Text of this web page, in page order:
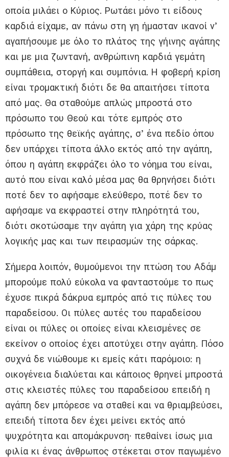
οποία μιλάει ο Κύριος. Ρωτάει μόνο τι είδους
καρδιά είχαμε, αν πάνω στη γη ήμασταν ικανοί ν’
αγαπήσουμε με όλο το πλάτος της γήινης αγάπης
και με μια ζωντανή, ανθρώπινη καρδιά γεμάτη
συμπάθεια, στοργή και συμπόνια. Η φοβερή κρίση
είναι τρομακτική διότι δε θα απαιτήσει τίποτα
από μας. Θα σταθούμε απλώς μπροστά στο
πρόσωπο του Θεού και τότε εμπρός στο
πρόσωπο της θεϊκής αγάπης, σ’ ένα πεδίο όπου
δεν υπάρχει τίποτα άλλο εκτός από την αγάπη,
όπου η αγάπη εκφράζει όλο το νόημα του είναι,
αυτό που είναι καλό μέσα μας θα θρηνήσει διότι
ποτέ δεν το αφήσαμε ελεύθερο, ποτέ δεν το
αφήσαμε να εκφραστεί στην πληρότητά του,
διότι σκοτώσαμε την αγάπη για χάρη της κρύας
λογικής μας και των πειρασμών της σάρκας.
Σήμερα λοιπόν, θυμούμενοι την πτώση του Αδάμ
μπορούμε πολύ εύκολα να φανταστούμε το πως
έχυσε πικρά δάκρυα εμπρός από τις πύλες του
παραδείσου. Οι πύλες αυτές του παραδείσου
είναι οι πύλες οι οποίες είναι κλεισμένες σε
εκείνον ο οποίος έχει αποτύχει στην αγάπη. Πόσο
συχνά δε νιώθουμε κι εμείς κάτι παρόμοιο: η
οικογένεια διαλύεται και κάποιος θρηνεί μπροστά
στις κλειστές πύλες του παραδείσου επειδή η
αγάπη δεν μπόρεσε να σταθεί και να θριαμβεύσει,
επειδή τίποτα δεν έχει μείνει εκτός από
ψυχρότητα και απομάκρυνση· πεθαίνει ίσως μια
φιλία κι ένας άνθρωπος στέκεται στον παγωμένο